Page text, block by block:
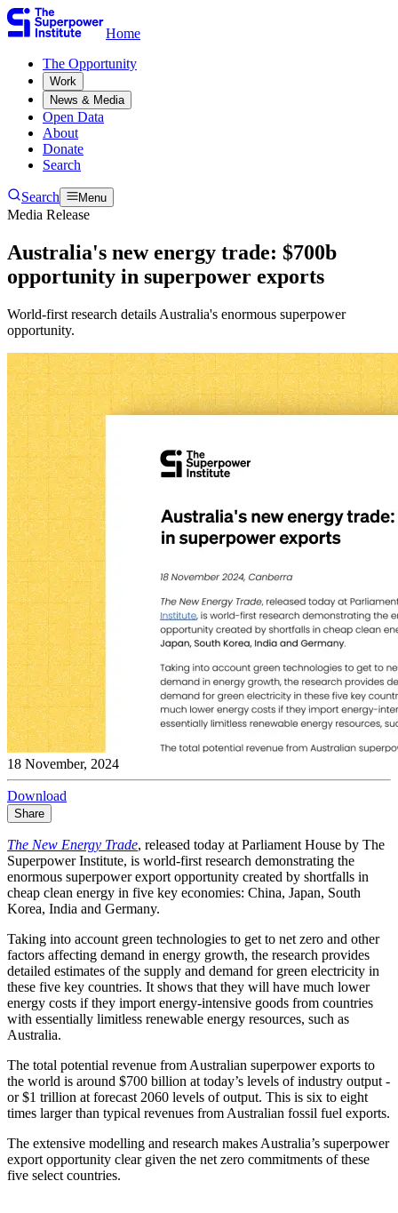
Home
The Opportunity​​​​‌ ‍ ​‍​‍‌‍ ‌ ​‍‌‍‍‌‌‍‌ ‌‍‍‌‌‍ ‍​‍​‍​ ‍‍​‍​‍‌ ​ ‌‍​‌‌‍ ‍‌‍‍‌‌ ‌​‌ ‍‌​‍ ‍‌‍‍‌‌‍ ​‍​‍​‍ ​​‍​‍‌‍‍​‌ ​‍‌‍‌‌‌‍‌‍​‍​‍​ ‍‍​‍​‍‌‍‍​‌ ‌​‌ ‌​‌ ​​​ ‍‍​‍ ​‍ ‌‍ ​‌‍ ‌‍​ ‌‍​‌‌‍ ​‌‍‍​‌‍ ‌ ​ ‌ ‌​​ ‍‍​ ​ ​ ​ ​ ​ ​ ​ ​‍ ‌‍‍‌‌‍ ‍‌ ‌​‌‍‌‌‌‍ ‍‌ ‌​​‍ ‌‍‌‌‌‍‌​‌‍‍‌‌ ‌​​‍ ‌‍ ‌‌‍ ‌‍‌​‌‍‌‌​ ‌‌ ​​‌ ​‍‌‍‌‌‌ ​ ‌‍‌‌‌‍ ‍‌ ‌​‌‍​‌‌ ‌​‌‍‍‌‌‍ ‌‍ ‍​ ‍ ‌‍‍‌‌‍‌​​ ‌​ ​‍​ ‌‍​ ‌‌​ ‌‍​ ​​‌‍‌‌​ ‍​​ ​​​‍ ‌​ ‌ ​ ‌​​ ‌‍​ ‌‌​‍ ‌​ ‌​​ ‍​​ ​ ​ ‍‌​‍ ‌​ ‍​​ ‌‍​ ​‍​ ‍‌​‍ ‌​ ‌‌​ ‌‌​ ‌ ​ ​‍‌‍‌‍​ ‍​​ ​‍​ ‍‌​ ‌‌​ ‍​​ ​​‌‍‌‌​ ‍ ‌ ‌​‌ ‍‌‌ ​​‌‍‌‌​ ‌‌ ​ ‌‍‌‌‌ ‌​‌ ‌​‌‍‍‌‌‍ ‍‌‍‌ ‌ ​ ​ ‍ ‌ ​​‌‍​‌‌ ‌​‌‍‍​​ ‌‌ ​ ‌‍‍‌‌ ‌​‌‍‌‌‌​ ‍‌‍​‌‌ ‌‍‌​‍‌‌ ‌​‌‍‌‌‌‍ ‌‌ ​ ​‍‌‌​ ‌‌‌​​‍‌‌ ‌‍‍ ‌‍‌‌‌ ‍‌​‍‌‌​ ​ ‌​‌​​‍‌‌​ ​ ‌​‌​​‍‌‌​ ​‍​ ​‍‌‍‌‌‌‍​‍‌‍‌‌‌‍​ ‌‍​‍‌‍​‌​ ​​​ ​​​ ​​​ ‌​​ ​​‌‍​ ​‍‌‌​ ​‍​ ​‍​‍‌‌​ ‌‌‌​‌​​‍ ‍‌‍ ​‌‍​‌‌‍​‍‌‍‌‌‌‍ ​​ ‌‍​‍‌‍​‌‌ ​ ‌‍‌‌‌‌‌‌‌ ​‍‌‍ ​​ ‌‌‍‍​‌ ‌​‌ ‌​‌ ​​​‍‌‌​ ​ ‌​​‌​‍‌‌​ ​‍‌​‌‍​‍‌‌​ ​‍‌​‌‍‌‍ ​‌‍ ‌‍​ ‌‍​‌‌‍ ​‌‍‍​‌‍ ‌ ​ ‌ ‌​​‍‌‌​ ​ ‌​​‌​ ​ ​ ​ ​ ​ ​ ​ ​‍‌‍‌‍‍‌‌‍‌​​ ‌​ ​‍​ ‌‍​ ‌‌​ ‌‍​ ​​‌‍‌‌​ ‍​​ ​​​‍ ‌​ ‌ ​ ‌​​ ‌‍​ ‌‌​‍ ‌​ ‌​​ ‍​​ ​ ​ ‍‌​‍ ‌​ ‍​​ ‌‍​ ​‍​ ‍‌​‍ ‌​ ‌‌​ ‌‌​ ‌ ​ ​‍‌‍‌‍​ ‍​​ ​‍​ ‍‌​ ‌‌​ ‍​​ ​​‌‍‌‌​‍‌‍‌ ‌​‌ ‍‌‌ ​​‌‍‌‌​ ‌‌ ​ ‌‍‌‌‌ ‌​‌ ‌​‌‍‍‌‌‍ ‍‌‍‌ ‌ ​ ​‍‌‍‌ ​​‌‍​‌‌ ‌​‌‍‍​​ ‌‌ ​ ‌‍‍‌‌ ‌​‌‍‌‌‌​ ‍‌‍​‌‌ ‌‍‌​‍‌‌ ‌​‌‍‌‌‌‍ ‌‌ ​ ​‍‌‌​ ‌‌‌​​‍‌‌ ‌‍‍ ‌‍‌‌‌ ‍‌​‍‌‌​ ​ ‌​‌​​‍‌‌​ ​ ‌​‌​​‍‌‌​ ​‍​ ​‍‌‍‌‌‌‍​‍‌‍‌‌‌‍​ ‌‍​‍‌‍​‌​ ​​​ ​​​ ​​​ ‌​​ ​​‌‍​ ​‍‌‌​ ​‍​ ​‍​‍‌‌​ ‌‌‌​‌​​‍ ‍‌‍ ​‌‍​‌‌‍​‍‌‍‌‌‌‍ ​​‍‌‍‌ ​​‌‍‌‌‌ ​‍‌ ​ ‌ ​​‌‍‌‌‌‍​ ‌ ‌​‌‍‍‌‌ ‌‍‌‍‌‌​ ‌‌ ​​‌ ‌‌‌‍​‍‌‍ ​‌‍‍‌‌ ​ ‌‍‍​‌‍‌‌‌‍‌​​‍​‍‌ ‌
Work​​​​‌ ‍ ​‍​‍‌‍ ‌ ​‍‌‍‍‌‌‍‌ ‌‍‍‌‌‍ ‍​‍​‍​ ‍‍​‍​‍‌ ​ ‌‍​‌‌‍ ‍‌‍‍‌‌ ‌​‌ ‍‌​‍ ‍‌‍‍‌‌‍ ​‍​‍​‍ ​​‍​‍‌‍‍​‌ ​‍‌‍‌‌‌‍‌‍​‍​‍​ ‍‍​‍​‍‌‍‍​‌ ‌​‌ ‌​‌ ​​​ ‍‍​‍ ​‍ ‌‍ ​‌‍ ‌‍​ ‌‍​‌‌‍ ​‌‍‍​‌‍ ‌ ​ ‌ ‌​​ ‍‍​ ​ ​ ​ ​ ​ ​ ​ ​‍ ‌‍‍‌‌‍ ‍‌ ‌​‌‍‌‌‌‍ ‍‌ ‌​​‍ ‌‍‌‌‌‍‌​‌‍‍‌‌ ‌​​‍ ‌‍ ‌‌‍ ‌‍‌​‌‍‌‌​ ‌‌ ​​‌ ​‍‌‍‌‌‌ ​ ‌‍‌‌‌‍ ‍‌ ‌​‌‍​‌‌ ‌​‌‍‍‌‌‍ ‌‍ ‍​ ‍ ‌‍‍‌‌‍‌​​ ‌​ ​‍​ ‌‍​ ‌‌​ ‌‍​ ​​‌‍‌‌​ ‍​​ ​​​‍ ‌​ ‌ ​ ‌​​ ‌‍​ ‌‌​‍ ‌​ ‌​​ ‍​​ ​ ​ ‍‌​‍ ‌​ ‍​​ ‌‍​ ​‍​ ‍‌​‍ ‌​ ‌‌​ ‌‌​ ‌ ​ ​‍‌‍‌‍​ ‍​​ ​‍​ ‍‌​ ‌‌​ ‍​​ ​​‌‍‌‌​ ‍ ‌ ‌​‌ ‍‌‌ ​​‌‍‌‌​ ‌‌ ​ ‌‍‌‌‌ ‌​‌ ‌​‌‍‍‌‌‍ ‍‌‍‌ ‌ ​ ​ ‍ ‌ ​​‌‍​‌‌ ‌​‌‍‍​​ ‌‌ ​ ‌‍‍‌‌ ‌​‌‍‌‌‌​ ‍‌‍​‌‌ ‌‍‌​‍‌‌ ‌​‌‍‌‌‌‍ ‌‌ ​ ​‍‌‌​ ‌‌‌​​‍‌‌ ‌‍‍ ‌‍‌‌‌ ‍‌​‍‌‌​ ​ ‌​‌​​‍‌‌​ ​ ‌​‌​​‍‌‌​ ​‍​ ​‍​ ‌‌​ ​​‌‍‌‍‌‍​‌‌‍‌​​ ‌‌​ ‌ ‌‍‌‍​ ‌ ‌‍​‌‌‍‌‌​ ​‍​ ‌ ​ ‌​‌‍‌‌​ ‍‌‌‍​ ​ ​​‌‍‌​​ ‍‌​ ​ ​ ‌‌​ ‌‌​ ​‍​ ‌ ​ ‌ ​ ‌‌‌‍‌​‌‍​‌​ ‍‌​ ​​​ ‌ ​‍‌‌​ ​‍​ ​‍​‍‌‌​ ‌‌‌​‌​​‍ ‍‌‍ ​‌‍​‌‌‍​‍‌‍‌‌‌‍ ​​ ‌‍​‍‌‍​‌‌ ​ ‌‍‌‌‌‌‌‌‌ ​‍‌‍ ​​ ‌‌‍‍​‌ ‌​‌ ‌​‌ ​​​‍‌‌​ ​ ‌​​‌​‍‌‌​ ​‍‌​‌‍​‍‌‌​ ​‍‌​‌‍‌‍ ​‌‍ ‌‍​ ‌‍​‌‌‍ ​‌‍‍​‌‍ ‌ ​ ‌ ‌​​‍‌‌​ ​ ‌​​‌​ ​ ​ ​ ​ ​ ​ ​ ​‍‌‍‌‍‍‌‌‍‌​​ ‌​ ​‍​ ‌‍​ ‌‌​ ‌‍​ ​​‌‍‌‌​ ‍​​ ​​​‍ ‌​ ‌ ​ ‌​​ ‌‍​ ‌‌​‍ ‌​ ‌​​ ‍​​ ​ ​ ‍‌​‍ ‌​ ‍​​ ‌‍​ ​‍​ ‍‌​‍ ‌​ ‌‌​ ‌‌​ ‌ ​ ​‍‌‍‌‍​ ‍​​ ​‍​ ‍‌​ ‌‌​ ‍​​ ​​‌‍‌‌​‍‌‍‌ ‌​‌ ‍‌‌ ​​‌‍‌‌​ ‌‌ ​ ‌‍‌‌‌ ‌​‌ ‌​‌‍‍‌‌‍ ‍‌‍‌ ‌ ​ ​‍‌‍‌ ​​‌‍​‌‌ ‌​‌‍‍​​ ‌‌ ​ ‌‍‍‌‌ ‌​‌‍‌‌‌​ ‍‌‍​‌‌ ‌‍‌​‍‌‌ ‌​‌‍‌‌‌‍ ‌‌ ​ ​‍‌‌​ ‌‌‌​​‍‌‌ ‌‍‍ ‌‍‌‌‌ ‍‌​‍‌‌​ ​ ‌​‌​​‍‌‌​ ​ ‌​‌​​‍‌‌​ ​‍​ ​‍​ ‌‌​ ​​‌‍‌‍‌‍​‌‌‍‌​​ ‌‌​ ‌ ‌‍‌‍​ ‌ ‌‍​‌‌‍‌‌​ ​‍​ ‌ ​ ‌​‌‍‌‌​ ‍‌‌‍​ ​ ​​‌‍‌​​ ‍‌​ ​ ​ ‌‌​ ‌‌​ ​‍​ ‌ ​ ‌ ​ ‌‌‌‍‌​‌‍​‌​ ‍‌​ ​​​ ‌ ​‍‌‌​ ​‍​ ​‍​‍‌‌​ ‌‌‌​‌​​‍ ‍‌‍ ​‌‍​‌‌‍​‍‌‍‌‌‌‍ ​​‍‌‍‌ ​​‌‍‌‌‌ ​‍‌ ​ ‌ ​​‌‍‌‌‌‍​ ‌ ‌​‌‍‍‌‌ ‌‍‌‍‌‌​ ‌‌ ​​‌ ‌‌‌‍​‍‌‍ ​‌‍‍‌‌ ​ ‌‍‍​‌‍‌‌‌‍‌​​‍​‍‌ ‌
News & Media​​​​‌ ‍ ​‍​‍‌‍ ‌ ​‍‌‍‍‌‌‍‌ ‌‍‍‌‌‍ ‍​‍​‍​ ‍‍​‍​‍‌ ​ ‌‍​‌‌‍ ‍‌‍‍‌‌ ‌​‌ ‍‌​‍ ‍‌‍‍‌‌‍ ​‍​‍​‍ ​​‍​‍‌‍‍​‌ ​‍‌‍‌‌‌‍‌‍​‍​‍​ ‍‍​‍​‍‌‍‍​‌ ‌​‌ ‌​‌ ​​​ ‍‍​‍ ​‍ ‌‍ ​‌‍ ‌‍​ ‌‍​‌‌‍ ​‌‍‍​‌‍ ‌ ​ ‌ ‌​​ ‍‍​ ​ ​ ​ ​ ​ ​ ​ ​‍ ‌‍‍‌‌‍ ‍‌ ‌​‌‍‌‌‌‍ ‍‌ ‌​​‍ ‌‍‌‌‌‍‌​‌‍‍‌‌ ‌​​‍ ‌‍ ‌‌‍ ‌‍‌​‌‍‌‌​ ‌‌ ​​‌ ​‍‌‍‌‌‌ ​ ‌‍‌‌‌‍ ‍‌ ‌​‌‍​‌‌ ‌​‌‍‍‌‌‍ ‌‍ ‍​ ‍ ‌‍‍‌‌‍‌​​ ‌​ ​‍​ ‌‍​ ‌‌​ ‌‍​ ​​‌‍‌‌​ ‍​​ ​​​‍ ‌​ ‌ ​ ‌​​ ‌‍​ ‌‌​‍ ‌​ ‌​​ ‍​​ ​ ​ ‍‌​‍ ‌​ ‍​​ ‌‍​ ​‍​ ‍‌​‍ ‌​ ‌‌​ ‌‌​ ‌ ​ ​‍‌‍‌‍​ ‍​​ ​‍​ ‍‌​ ‌‌​ ‍​​ ​​‌‍‌‌​ ‍ ‌ ‌​‌ ‍‌‌ ​​‌‍‌‌​ ‌‌ ​ ‌‍‌‌‌ ‌​‌ ‌​‌‍‍‌‌‍ ‍‌‍‌ ‌ ​ ​ ‍ ‌ ​​‌‍​‌‌ ‌​‌‍‍​​ ‌‌ ​ ‌‍‍‌‌ ‌​‌‍‌‌‌​ ‍‌‍​‌‌ ‌‍‌​‍‌‌ ‌​‌‍‌‌‌‍ ‌‌ ​ ​‍‌‌​ ‌‌‌​​‍‌‌ ‌‍‍ ‌‍‌‌‌ ‍‌​‍‌‌​ ​ ‌​‌​​‍‌‌​ ​ ‌​‌​​‍‌‌​ ​‍​ ​‍​ ​​​ ​ ​ ‌‌​ ‍‌​ ‌‍‌‍‌‌‌‍‌​‌‍‌‌​ ‍​​ ​​​ ‌ ​ ‌‌​‍‌‌​ ​‍​ ​‍​‍‌‌​ ‌‌‌​‌​​‍ ‍‌‍ ​‌‍​‌‌‍​‍‌‍‌‌‌‍ ​​ ‌‍​‍‌‍​‌‌ ​ ‌‍‌‌‌‌‌‌‌ ​‍‌‍ ​​ ‌‌‍‍​‌ ‌​‌ ‌​‌ ​​​‍‌‌​ ​ ‌​​‌​‍‌‌​ ​‍‌​‌‍​‍‌‌​ ​‍‌​‌‍‌‍ ​‌‍ ‌‍​ ‌‍​‌‌‍ ​‌‍‍​‌‍ ‌ ​ ‌ ‌​​‍‌‌​ ​ ‌​​‌​ ​ ​ ​ ​ ​ ​ ​ ​‍‌‍‌‍‍‌‌‍‌​​ ‌​ ​‍​ ‌‍​ ‌‌​ ‌‍​ ​​‌‍‌‌​ ‍​​ ​​​‍ ‌​ ‌ ​ ‌​​ ‌‍​ ‌‌​‍ ‌​ ‌​​ ‍​​ ​ ​ ‍‌​‍ ‌​ ‍​​ ‌‍​ ​‍​ ‍‌​‍ ‌​ ‌‌​ ‌‌​ ‌ ​ ​‍‌‍‌‍​ ‍​​ ​‍​ ‍‌​ ‌‌​ ‍​​ ​​‌‍‌‌​‍‌‍‌ ‌​‌ ‍‌‌ ​​‌‍‌‌​ ‌‌ ​ ‌‍‌‌‌ ‌​‌ ‌​‌‍‍‌‌‍ ‍‌‍‌ ‌ ​ ​‍‌‍‌ ​​‌‍​‌‌ ‌​‌‍‍​​ ‌‌ ​ ‌‍‍‌‌ ‌​‌‍‌‌‌​ ‍‌‍​‌‌ ‌‍‌​‍‌‌ ‌​‌‍‌‌‌‍ ‌‌ ​ ​‍‌‌​ ‌‌‌​​‍‌‌ ‌‍‍ ‌‍‌‌‌ ‍‌​‍‌‌​ ​ ‌​‌​​‍‌‌​ ​ ‌​‌​​‍‌‌​ ​‍​ ​‍​ ​​​ ​ ​ ‌‌​ ‍‌​ ‌‍‌‍‌‌‌‍‌​‌‍‌‌​ ‍​​ ​​​ ‌ ​ ‌‌​‍‌‌​ ​‍​ ​‍​‍‌‌​ ‌‌‌​‌​​‍ ‍‌‍ ​‌‍​‌‌‍​‍‌‍‌‌‌‍ ​​‍‌‍‌ ​​‌‍‌‌‌ ​‍‌ ​ ‌ ​​‌‍‌‌‌‍​ ‌ ‌​‌‍‍‌‌ ‌‍‌‍‌‌​ ‌‌ ​​‌ ‌‌‌‍​‍‌‍ ​‌‍‍‌‌ ​ ‌‍‍​‌‍‌‌‌‍‌​​‍​‍‌ ‌
Open Data​​​​‌ ‍ ​‍​‍‌‍ ‌ ​‍‌‍‍‌‌‍‌ ‌‍‍‌‌‍ ‍​‍​‍​ ‍‍​‍​‍‌ ​ ‌‍​‌‌‍ ‍‌‍‍‌‌ ‌​‌ ‍‌​‍ ‍‌‍‍‌‌‍ ​‍​‍​‍ ​​‍​‍‌‍‍​‌ ​‍‌‍‌‌‌‍‌‍​‍​‍​ ‍‍​‍​‍‌‍‍​‌ ‌​‌ ‌​‌ ​​​ ‍‍​‍ ​‍ ‌‍ ​‌‍ ‌‍​ ‌‍​‌‌‍ ​‌‍‍​‌‍ ‌ ​ ‌ ‌​​ ‍‍​ ​ ​ ​ ​ ​ ​ ​ ​‍ ‌‍‍‌‌‍ ‍‌ ‌​‌‍‌‌‌‍ ‍‌ ‌​​‍ ‌‍‌‌‌‍‌​‌‍‍‌‌ ‌​​‍ ‌‍ ‌‌‍ ‌‍‌​‌‍‌‌​ ‌‌ ​​‌ ​‍‌‍‌‌‌ ​ ‌‍‌‌‌‍ ‍‌ ‌​‌‍​‌‌ ‌​‌‍‍‌‌‍ ‌‍ ‍​ ‍ ‌‍‍‌‌‍‌​​ ‌​ ​‍​ ‌‍​ ‌‌​ ‌‍​ ​​‌‍‌‌​ ‍​​ ​​​‍ ‌​ ‌ ​ ‌​​ ‌‍​ ‌‌​‍ ‌​ ‌​​ ‍​​ ​ ​ ‍‌​‍ ‌​ ‍​​ ‌‍​ ​‍​ ‍‌​‍ ‌​ ‌‌​ ‌‌​ ‌ ​ ​‍‌‍‌‍​ ‍​​ ​‍​ ‍‌​ ‌‌​ ‍​​ ​​‌‍‌‌​ ‍ ‌ ‌​‌ ‍‌‌ ​​‌‍‌‌​ ‌‌ ​ ‌‍‌‌‌ ‌​‌ ‌​‌‍‍‌‌‍ ‍‌‍‌ ‌ ​ ​ ‍ ‌ ​​‌‍​‌‌ ‌​‌‍‍​​ ‌‌ ​ ‌‍‍‌‌ ‌​‌‍‌‌‌​ ‍‌‍​‌‌ ‌‍‌​‍‌‌ ‌​‌‍‌‌‌‍ ‌‌ ​ ​‍‌‌​ ‌‌‌​​‍‌‌ ‌‍‍ ‌‍‌‌‌ ‍‌​‍‌‌​ ​ ‌​‌​​‍‌‌​ ​ ‌​‌​​‍‌‌​ ​‍​ ​‍​ ‍​‌‍‌‍‌‍‌​​ ​ ​ ‍​‌‍​‍‌‍‌‌‌‍​ ​ ​‍‌‍​‍​ ‍‌​ ​ ​‍‌‌​ ​‍​ ​‍​‍‌‌​ ‌‌‌​‌​​‍ ‍‌‍ ​‌‍​‌‌‍​‍‌‍‌‌‌‍ ​​ ‌‍​‍‌‍​‌‌ ​ ‌‍‌‌‌‌‌‌‌ ​‍‌‍ ​​ ‌‌‍‍​‌ ‌​‌ ‌​‌ ​​​‍‌‌​ ​ ‌​​‌​‍‌‌​ ​‍‌​‌‍​‍‌‌​ ​‍‌​‌‍‌‍ ​‌‍ ‌‍​ ‌‍​‌‌‍ ​‌‍‍​‌‍ ‌ ​ ‌ ‌​​‍‌‌​ ​ ‌​​‌​ ​ ​ ​ ​ ​ ​ ​ ​‍‌‍‌‍‍‌‌‍‌​​ ‌​ ​‍​ ‌‍​ ‌‌​ ‌‍​ ​​‌‍‌‌​ ‍​​ ​​​‍ ‌​ ‌ ​ ‌​​ ‌‍​ ‌‌​‍ ‌​ ‌​​ ‍​​ ​ ​ ‍‌​‍ ‌​ ‍​​ ‌‍​ ​‍​ ‍‌​‍ ‌​ ‌‌​ ‌‌​ ‌ ​ ​‍‌‍‌‍​ ‍​​ ​‍​ ‍‌​ ‌‌​ ‍​​ ​​‌‍‌‌​‍‌‍‌ ‌​‌ ‍‌‌ ​​‌‍‌‌​ ‌‌ ​ ‌‍‌‌‌ ‌​‌ ‌​‌‍‍‌‌‍ ‍‌‍‌ ‌ ​ ​‍‌‍‌ ​​‌‍​‌‌ ‌​‌‍‍​​ ‌‌ ​ ‌‍‍‌‌ ‌​‌‍‌‌‌​ ‍‌‍​‌‌ ‌‍‌​‍‌‌ ‌​‌‍‌‌‌‍ ‌‌ ​ ​‍‌‌​ ‌‌‌​​‍‌‌ ‌‍‍ ‌‍‌‌‌ ‍‌​‍‌‌​ ​ ‌​‌​​‍‌‌​ ​ ‌​‌​​‍‌‌​ ​‍​ ​‍​ ‍​‌‍‌‍‌‍‌​​ ​ ​ ‍​‌‍​‍‌‍‌‌‌‍​ ​ ​‍‌‍​‍​ ‍‌​ ​ ​‍‌‌​ ​‍​ ​‍​‍‌‌​ ‌‌‌​‌​​‍ ‍‌‍ ​‌‍​‌‌‍​‍‌‍‌‌‌‍ ​​‍‌‍‌ ​​‌‍‌‌‌ ​‍‌ ​ ‌ ​​‌‍‌‌‌‍​ ‌ ‌​‌‍‍‌‌ ‌‍‌‍‌‌​ ‌‌ ​​‌ ‌‌‌‍​‍‌‍ ​‌‍‍‌‌ ​ ‌‍‍​‌‍‌‌‌‍‌​​‍​‍‌ ‌
About​​​​‌ ‍ ​‍​‍‌‍ ‌ ​‍‌‍‍‌‌‍‌ ‌‍‍‌‌‍ ‍​‍​‍​ ‍‍​‍​‍‌ ​ ‌‍​‌‌‍ ‍‌‍‍‌‌ ‌​‌ ‍‌​‍ ‍‌‍‍‌‌‍ ​‍​‍​‍ ​​‍​‍‌‍‍​‌ ​‍‌‍‌‌‌‍‌‍​‍​‍​ ‍‍​‍​‍‌‍‍​‌ ‌​‌ ‌​‌ ​​​ ‍‍​‍ ​‍ ‌‍ ​‌‍ ‌‍​ ‌‍​‌‌‍ ​‌‍‍​‌‍ ‌ ​ ‌ ‌​​ ‍‍​ ​ ​ ​ ​ ​ ​ ​ ​‍ ‌‍‍‌‌‍ ‍‌ ‌​‌‍‌‌‌‍ ‍‌ ‌​​‍ ‌‍‌‌‌‍‌​‌‍‍‌‌ ‌​​‍ ‌‍ ‌‌‍ ‌‍‌​‌‍‌‌​ ‌‌ ​​‌ ​‍‌‍‌‌‌ ​ ‌‍‌‌‌‍ ‍‌ ‌​‌‍​‌‌ ‌​‌‍‍‌‌‍ ‌‍ ‍​ ‍ ‌‍‍‌‌‍‌​​ ‌​ ​‍​ ‌‍​ ‌‌​ ‌‍​ ​​‌‍‌‌​ ‍​​ ​​​‍ ‌​ ‌ ​ ‌​​ ‌‍​ ‌‌​‍ ‌​ ‌​​ ‍​​ ​ ​ ‍‌​‍ ‌​ ‍​​ ‌‍​ ​‍​ ‍‌​‍ ‌​ ‌‌​ ‌‌​ ‌ ​ ​‍‌‍‌‍​ ‍​​ ​‍​ ‍‌​ ‌‌​ ‍​​ ​​‌‍‌‌​ ‍ ‌ ‌​‌ ‍‌‌ ​​‌‍‌‌​ ‌‌ ​ ‌‍‌‌‌ ‌​‌ ‌​‌‍‍‌‌‍ ‍‌‍‌ ‌ ​ ​ ‍ ‌ ​​‌‍​‌‌ ‌​‌‍‍​​ ‌‌ ​ ‌‍‍‌‌ ‌​‌‍‌‌‌​ ‍‌‍​‌‌ ‌‍‌​‍‌‌ ‌​‌‍‌‌‌‍ ‌‌ ​ ​‍‌‌​ ‌‌‌​​‍‌‌ ‌‍‍ ‌‍‌‌‌ ‍‌​‍‌‌​ ​ ‌​‌​​‍‌‌​ ​ ‌​‌​​‍‌‌​ ​‍​ ​‍​ ‌‍​ ​ ‌‍‌‌‌‍​‌‌‍​‍‌‍‌​‌‍‌‌​ ​​​ ‌‍​ ‌ ​ ‌ ​ ‌‌​‍‌‌​ ​‍​ ​‍​‍‌‌​ ‌‌‌​‌​​‍ ‍‌‍ ​‌‍​‌‌‍​‍‌‍‌‌‌‍ ​​ ‌‍​‍‌‍​‌‌ ​ ‌‍‌‌‌‌‌‌‌ ​‍‌‍ ​​ ‌‌‍‍​‌ ‌​‌ ‌​‌ ​​​‍‌‌​ ​ ‌​​‌​‍‌‌​ ​‍‌​‌‍​‍‌‌​ ​‍‌​‌‍‌‍ ​‌‍ ‌‍​ ‌‍​‌‌‍ ​‌‍‍​‌‍ ‌ ​ ‌ ‌​​‍‌‌​ ​ ‌​​‌​ ​ ​ ​ ​ ​ ​ ​ ​‍‌‍‌‍‍‌‌‍‌​​ ‌​ ​‍​ ‌‍​ ‌‌​ ‌‍​ ​​‌‍‌‌​ ‍​​ ​​​‍ ‌​ ‌ ​ ‌​​ ‌‍​ ‌‌​‍ ‌​ ‌​​ ‍​​ ​ ​ ‍‌​‍ ‌​ ‍​​ ‌‍​ ​‍​ ‍‌​‍ ‌​ ‌‌​ ‌‌​ ‌ ​ ​‍‌‍‌‍​ ‍​​ ​‍​ ‍‌​ ‌‌​ ‍​​ ​​‌‍‌‌​‍‌‍‌ ‌​‌ ‍‌‌ ​​‌‍‌‌​ ‌‌ ​ ‌‍‌‌‌ ‌​‌ ‌​‌‍‍‌‌‍ ‍‌‍‌ ‌ ​ ​‍‌‍‌ ​​‌‍​‌‌ ‌​‌‍‍​​ ‌‌ ​ ‌‍‍‌‌ ‌​‌‍‌‌‌​ ‍‌‍​‌‌ ‌‍‌​‍‌‌ ‌​‌‍‌‌‌‍ ‌‌ ​ ​‍‌‌​ ‌‌‌​​‍‌‌ ‌‍‍ ‌‍‌‌‌ ‍‌​‍‌‌​ ​ ‌​‌​​‍‌‌​ ​ ‌​‌​​‍‌‌​ ​‍​ ​‍​ ‌‍​ ​ ‌‍‌‌‌‍​‌‌‍​‍‌‍‌​‌‍‌‌​ ​​​ ‌‍​ ‌ ​ ‌ ​ ‌‌​‍‌‌​ ​‍​ ​‍​‍‌‌​ ‌‌‌​‌​​‍ ‍‌‍ ​‌‍​‌‌‍​‍‌‍‌‌‌‍ ​​‍‌‍‌ ​​‌‍‌‌‌ ​‍‌ ​ ‌ ​​‌‍‌‌‌‍​ ‌ ‌​‌‍‍‌‌ ‌‍‌‍‌‌​ ‌‌ ​​‌ ‌‌‌‍​‍‌‍ ​‌‍‍‌‌ ​ ‌‍‍​‌‍‌‌‌‍‌​​‍​‍‌ ‌
Donate​​​​‌ ‍ ​‍​‍‌‍ ‌ ​‍‌‍‍‌‌‍‌ ‌‍‍‌‌‍ ‍​‍​‍​ ‍‍​‍​‍‌ ​ ‌‍​‌‌‍ ‍‌‍‍‌‌ ‌​‌ ‍‌​‍ ‍‌‍‍‌‌‍ ​‍​‍​‍ ​​‍​‍‌‍‍​‌ ​‍‌‍‌‌‌‍‌‍​‍​‍​ ‍‍​‍​‍‌‍‍​‌ ‌​‌ ‌​‌ ​​​ ‍‍​‍ ​‍ ‌‍ ​‌‍ ‌‍​ ‌‍​‌‌‍ ​‌‍‍​‌‍ ‌ ​ ‌ ‌​​ ‍‍​ ​ ​ ​ ​ ​ ​ ​ ​‍ ‌‍‍‌‌‍ ‍‌ ‌​‌‍‌‌‌‍ ‍‌ ‌​​‍ ‌‍‌‌‌‍‌​‌‍‍‌‌ ‌​​‍ ‌‍ ‌‌‍ ‌‍‌​‌‍‌‌​ ‌‌ ​​‌ ​‍‌‍‌‌‌ ​ ‌‍‌‌‌‍ ‍‌ ‌​‌‍​‌‌ ‌​‌‍‍‌‌‍ ‌‍ ‍​ ‍ ‌‍‍‌‌‍‌​​ ‌​ ​‍​ ‌‍​ ‌‌​ ‌‍​ ​​‌‍‌‌​ ‍​​ ​​​‍ ‌​ ‌ ​ ‌​​ ‌‍​ ‌‌​‍ ‌​ ‌​​ ‍​​ ​ ​ ‍‌​‍ ‌​ ‍​​ ‌‍​ ​‍​ ‍‌​‍ ‌​ ‌‌​ ‌‌​ ‌ ​ ​‍‌‍‌‍​ ‍​​ ​‍​ ‍‌​ ‌‌​ ‍​​ ​​‌‍‌‌​ ‍ ‌ ‌​‌ ‍‌‌ ​​‌‍‌‌​ ‌‌ ​ ‌‍‌‌‌ ‌​‌ ‌​‌‍‍‌‌‍ ‍‌‍‌ ‌ ​ ​ ‍ ‌ ​​‌‍​‌‌ ‌​‌‍‍​​ ‌‌ ​ ‌‍‍‌‌ ‌​‌‍‌‌‌​ ‍‌‍​‌‌ ‌‍‌​‍‌‌ ‌​‌‍‌‌‌‍ ‌‌ ​ ​‍‌‌​ ‌‌‌​​‍‌‌ ‌‍‍ ‌‍‌‌‌ ‍‌​‍‌‌​ ​ ‌​‌​​‍‌‌​ ​ ‌​‌​​‍‌‌​ ​‍​ ​‍​ ‌​​ ‍‌​ ‌‍​ ​ ​ ‍​‌‍​ ​ ‌‌​ ​‍‌‍‌‌​ ​‍​ ‌‌‌‍‌‌​‍‌‌​ ​‍​ ​‍​‍‌‌​ ‌‌‌​‌​​‍ ‍‌‍ ​‌‍​‌‌‍​‍‌‍‌‌‌‍ ​​ ‌‍​‍‌‍​‌‌ ​ ‌‍‌‌‌‌‌‌‌ ​‍‌‍ ​​ ‌‌‍‍​‌ ‌​‌ ‌​‌ ​​​‍‌‌​ ​ ‌​​‌​‍‌‌​ ​‍‌​‌‍​‍‌‌​ ​‍‌​‌‍‌‍ ​‌‍ ‌‍​ ‌‍​‌‌‍ ​‌‍‍​‌‍ ‌ ​ ‌ ‌​​‍‌‌​ ​ ‌​​‌​ ​ ​ ​ ​ ​ ​ ​ ​‍‌‍‌‍‍‌‌‍‌​​ ‌​ ​‍​ ‌‍​ ‌‌​ ‌‍​ ​​‌‍‌‌​ ‍​​ ​​​‍ ‌​ ‌ ​ ‌​​ ‌‍​ ‌‌​‍ ‌​ ‌​​ ‍​​ ​ ​ ‍‌​‍ ‌​ ‍​​ ‌‍​ ​‍​ ‍‌​‍ ‌​ ‌‌​ ‌‌​ ‌ ​ ​‍‌‍‌‍​ ‍​​ ​‍​ ‍‌​ ‌‌​ ‍​​ ​​‌‍‌‌​‍‌‍‌ ‌​‌ ‍‌‌ ​​‌‍‌‌​ ‌‌ ​ ‌‍‌‌‌ ‌​‌ ‌​‌‍‍‌‌‍ ‍‌‍‌ ‌ ​ ​‍‌‍‌ ​​‌‍​‌‌ ‌​‌‍‍​​ ‌‌ ​ ‌‍‍‌‌ ‌​‌‍‌‌‌​ ‍‌‍​‌‌ ‌‍‌​‍‌‌ ‌​‌‍‌‌‌‍ ‌‌ ​ ​‍‌‌​ ‌‌‌​​‍‌‌ ‌‍‍ ‌‍‌‌‌ ‍‌​‍‌‌​ ​ ‌​‌​​‍‌‌​ ​ ‌​‌​​‍‌‌​ ​‍​ ​‍​ ‌​​ ‍‌​ ‌‍​ ​ ​ ‍​‌‍​ ​ ‌‌​ ​‍‌‍‌‌​ ​‍​ ‌‌‌‍‌‌​‍‌‌​ ​‍​ ​‍​‍‌‌​ ‌‌‌​‌​​‍ ‍‌‍ ​‌‍​‌‌‍​‍‌‍‌‌‌‍ ​​‍‌‍‌ ​​‌‍‌‌‌ ​‍‌ ​ ‌ ​​‌‍‌‌‌‍​ ‌ ‌​‌‍‍‌‌ ‌‍‌‍‌‌​ ‌‌ ​​‌ ‌‌‌‍​‍‌‍ ​‌‍‍‌‌ ​ ‌‍‍​‌‍‌‌‌‍‌​​‍​‍‌ ‌
Search
Search Menu
Media Release
Australia's new energy trade: $700b
opportunity in superpower exports​​​​‌ ‍ ​‍​‍‌‍ ‌ ​‍‌‍‍‌‌‍‌ ‌‍‍‌‌‍ ‍​‍​‍​ ‍‍​‍​‍‌ ​ ‌‍​‌‌‍ ‍‌‍‍‌‌ ‌​‌ ‍‌​‍ ‍‌‍‍‌‌‍ ​‍​‍​‍ ​​‍​‍‌‍‍​‌ ​‍‌‍‌‌‌‍‌‍​‍​‍​ ‍‍​‍​‍‌‍‍​‌ ‌​‌ ‌​‌ ​​​ ‍‍​‍ ​‍ ‌‍ ​‌‍ ‌‍​ ‌‍​‌‌‍ ​‌‍‍​‌‍ ‌ ​ ‌ ‌​​ ‍‍​ ​ ​ ​ ​ ​ ​ ​ ​‍ ‌‍‍‌‌‍ ‍‌ ‌​‌‍‌‌‌‍ ‍‌ ‌​​‍ ‌‍‌‌‌‍‌​‌‍‍‌‌ ‌​​‍ ‌‍ ‌‌‍ ‌‍‌​‌‍‌‌​ ‌‌ ​​‌ ​‍‌‍‌‌‌ ​ ‌‍‌‌‌‍ ‍‌ ‌​‌‍​‌‌ ‌​‌‍‍‌‌‍ ‌‍ ‍​ ‍ ‌‍‍‌‌‍‌​​ ‌‌‍​‌‌‍​‍​ ‍​​ ‌‍‌‍‌‌​ ‌‌​ ‍​‌‍‌‌​‍ ‌​ ‌​‌‍​ ​ ‌‌​ ‍‌​‍ ‌​ ‌​​ ​‍​ ​‍‌‍‌​​‍ ‌‌‍​‍​ ‍​​ ‌ ‌‍‌‍​‍ ‌‌‍‌​​ ​‍‌‍‌​‌‍‌​‌‍​ ​ ‌​​ ‌ ​ ​‍‌‍‌‌​ ​ ‌‍​‍​ ‍​​ ‍ ‌ ‌​‌ ‍‌‌ ​​‌‍‌‌​ ‌‌‍ ‍‌‍‌‌‌ ‌ ‌ ​ ​ ‍ ‌ ​​‌‍​‌‌ ‌​‌‍‍​​ ‌‌ ‌​‌‍‍‌‌ ‌​‌‍ ​‌‍‌‌​ ‌‍​‍‌‍​‌‌ ​ ‌‍‌‌‌‌‌‌‌ ​‍‌‍ ​​ ‌‌‍‍​‌ ‌​‌ ‌​‌ ​​​‍‌‌​ ​ ‌​​‌​‍‌‌​ ​‍‌​‌‍​‍‌‌​ ​‍‌​‌‍‌‍ ​‌‍ ‌‍​ ‌‍​‌‌‍ ​‌‍‍​‌‍ ‌ ​ ‌ ‌​​‍‌‌​ ​ ‌​​‌​ ​ ​ ​ ​ ​ ​ ​ ​‍‌‍‌‍‍‌‌‍‌​​ ‌‌‍​‌‌‍​‍​ ‍​​ ‌‍‌‍‌‌​ ‌‌​ ‍​‌‍‌‌​‍ ‌​ ‌​‌‍​ ​ ‌‌​ ‍‌​‍ ‌​ ‌​​ ​‍​ ​‍‌‍‌​​‍ ‌‌‍​‍​ ‍​​ ‌ ‌‍‌‍​‍ ‌‌‍‌​​ ​‍‌‍‌​‌‍‌​‌‍​ ​ ‌​​ ‌ ​ ​‍‌‍‌‌​ ​ ‌‍​‍​ ‍​​‍‌‍‌ ‌​‌ ‍‌‌ ​​‌‍‌‌​ ‌‌‍ ‍‌‍‌‌‌ ‌ ‌ ​ ​‍‌‍‌ ​​‌‍​‌‌ ‌​‌‍‍​​ ‌‌ ‌​‌‍‍‌‌ ‌​‌‍ ​‌‍‌‌​‍‌‍‌ ​​‌‍‌‌‌ ​‍‌ ​ ‌ ​​‌‍‌‌‌‍​ ‌ ‌​‌‍‍‌‌ ‌‍‌‍‌‌​ ‌‌ ​​‌ ‌‌‌‍​‍‌‍ ​‌‍‍‌‌ ​ ‌‍‍​‌‍‌‌‌‍‌​​‍​‍‌ ‌
World-first research details Australia's enormous superpower
opportunity.​​​​‌ ‍ ​‍​‍‌‍ ‌ ​‍‌‍‍‌‌‍‌ ‌‍‍‌‌‍ ‍​‍​‍​ ‍‍​‍​‍‌ ​ ‌‍​‌‌‍ ‍‌‍‍‌‌ ‌​‌ ‍‌​‍ ‍‌‍‍‌‌‍ ​‍​‍​‍ ​​‍​‍‌‍‍​‌ ​‍‌‍‌‌‌‍‌‍​‍​‍​ ‍‍​‍​‍‌‍‍​‌ ‌​‌ ‌​‌ ​​​ ‍‍​‍ ​‍ ‌‍ ​‌‍ ‌‍​ ‌‍​‌‌‍ ​‌‍‍​‌‍ ‌ ​ ‌ ‌​​ ‍‍​ ​ ​ ​ ​ ​ ​ ​ ​‍ ‌‍‍‌‌‍ ‍‌ ‌​‌‍‌‌‌‍ ‍‌ ‌​​‍ ‌‍‌‌‌‍‌​‌‍‍‌‌ ‌​​‍ ‌‍ ‌‌‍ ‌‍‌​‌‍‌‌​ ‌‌ ​​‌ ​‍‌‍‌‌‌ ​ ‌‍‌‌‌‍ ‍‌ ‌​‌‍​‌‌ ‌​‌‍‍‌‌‍ ‌‍ ‍​ ‍ ‌‍‍‌‌‍‌​​ ‌‌‍​‌‌‍​‍​ ‍​​ ‌‍‌‍‌‌​ ‌‌​ ‍​‌‍‌‌​‍ ‌​ ‌​‌‍​ ​ ‌‌​ ‍‌​‍ ‌​ ‌​​ ​‍​ ​‍‌‍‌​​‍ ‌‌‍​‍​ ‍​​ ‌ ‌‍‌‍​‍ ‌‌‍‌​​ ​‍‌‍‌​‌‍‌​‌‍​ ​ ‌​​ ‌ ​ ​‍‌‍‌‌​ ​ ‌‍​‍​ ‍​​ ‍ ‌ ‌​‌ ‍‌‌ ​​‌‍‌‌​ ‌‌‍ ‍‌‍‌‌‌ ‌ ‌ ​ ​ ‍ ‌ ​​‌‍​‌‌ ‌​‌‍‍​​ ‌‌‍‌​‌‍‌‌‌ ​ ‌‍​ ‌ ​‍‌‍‍‌‌ ​​‌ ‌​‌‍‍‌‌‍ ‌‍ ‍​‍‌‌​ ‌‌‌​​‍‌‌ ‌‍‍ ‌‍‌‌‌ ‍‌​‍‌‌​ ​ ‌​‌​​‍‌‌​ ​ ‌​‌​​‍‌‌​ ​‍​ ​‍​ ‌‍‌‍​‌‌‍‌‌​ ‍‌​ ‌‍‌‍‌​​ ‌‌​ ​‌​ ​​​ ‌‍​ ‌​‌‍‌​​‍‌‌​ ​‍​ ​‍​‍‌‌​ ‌‌‌​‌​​‍ ‍‌‍​ ‌‍‍​‌‍‍‌‌‍ ​‌‍‌​‌ ​‍‌‍‌‌‌‍ ‍​‍‌‌​ ‌‌‌​​‍‌‌ ‌‍‍ ‌‍‌‌‌ ‍‌​‍‌‌​ ​ ‌​‌​​‍‌‌​ ​ ‌​‌​​‍‌‌​ ​‍​ ​‍​ ‌​‌‍‌‌​ ‌‌​ ​​​ ‌‌‌‍​‍​ ‌‍‌‍​ ​ ‌‌‌‍​‍‌‍‌​​ ‌ ​ ​​​‍‌‌​ ​‍​ ​‍​‍‌‌​ ‌‌‌​‌​​‍ ‍‌ ‌​‌‍‌‌‌ ‍​‌ ‌​​ ‌‍​‍‌‍​‌‌ ​ ‌‍‌‌‌‌‌‌‌ ​‍‌‍ ​​ ‌‌‍‍​‌ ‌​‌ ‌​‌ ​​​‍‌‌​ ​ ‌​​‌​‍‌‌​ ​‍‌​‌‍​‍‌‌​ ​‍‌​‌‍‌‍ ​‌‍ ‌‍​ ‌‍​‌‌‍ ​‌‍‍​‌‍ ‌ ​ ‌ ‌​​‍‌‌​ ​ ‌​​‌​ ​ ​ ​ ​ ​ ​ ​ ​‍‌‍‌‍‍‌‌‍‌​​ ‌‌‍​‌‌‍​‍​ ‍​​ ‌‍‌‍‌‌​ ‌‌​ ‍​‌‍‌‌​‍ ‌​ ‌​‌‍​ ​ ‌‌​ ‍‌​‍ ‌​ ‌​​ ​‍​ ​‍‌‍‌​​‍ ‌‌‍​‍​ ‍​​ ‌ ‌‍‌‍​‍ ‌‌‍‌​​ ​‍‌‍‌​‌‍‌​‌‍​ ​ ‌​​ ‌ ​ ​‍‌‍‌‌​ ​ ‌‍​‍​ ‍​​‍‌‍‌ ‌​‌ ‍‌‌ ​​‌‍‌‌​ ‌‌‍ ‍‌‍‌‌‌ ‌ ‌ ​ ​‍‌‍‌ ​​‌‍​‌‌ ‌​‌‍‍​​ ‌‌‍‌​‌‍‌‌‌ ​ ‌‍​ ‌ ​‍‌‍‍‌‌ ​​‌ ‌​‌‍‍‌‌‍ ‌‍ ‍​‍‌‌​ ‌‌‌​​‍‌‌ ‌‍‍ ‌‍‌‌‌ ‍‌​‍‌‌​ ​ ‌​‌​​‍‌‌​ ​ ‌​‌​​‍‌‌​ ​‍​ ​‍​ ‌‍‌‍​‌‌‍‌‌​ ‍‌​ ‌‍‌‍‌​​ ‌‌​ ​‌​ ​​​ ‌‍​ ‌​‌‍‌​​‍‌‌​ ​‍​ ​‍​‍‌‌​ ‌‌‌​‌​​‍ ‍‌‍​ ‌‍‍​‌‍‍‌‌‍ ​‌‍‌​‌ ​‍‌‍‌‌‌‍ ‍​‍‌‌​ ‌‌‌​​‍‌‌ ‌‍‍ ‌‍‌‌‌ ‍‌​‍‌‌​ ​ ‌​‌​​‍‌‌​ ​ ‌​‌​​‍‌‌​ ​‍​ ​‍​ ‌​‌‍‌‌​ ‌‌​ ​​​ ‌‌‌‍​‍​ ‌‍‌‍​ ​ ‌‌‌‍​‍‌‍‌​​ ‌ ​ ​​​‍‌‌​ ​‍​ ​‍​‍‌‌​ ‌‌‌​‌​​‍ ‍‌ ‌​‌‍‌‌‌ ‍​‌ ‌​​‍‌‍‌ ​​‌‍‌‌‌ ​‍‌ ​ ‌ ​​‌‍‌‌‌‍​ ‌ ‌​‌‍‍‌‌ ‌‍‌‍‌‌​ ‌‌ ​​‌ ‌‌‌‍​‍‌‍ ​‌‍‍‌‌ ​ ‌‍‍​‌‍‌‌‌‍‌​​‍​‍‌ ‌
18 November, 2024
Download​​​​‌ ‍ ​‍​‍‌‍ ‌ ​‍‌‍‍‌‌‍‌ ‌‍‍‌‌‍ ‍​‍​‍​ ‍‍​‍​‍‌ ​ ‌‍​‌‌‍ ‍‌‍‍‌‌ ‌​‌ ‍‌​‍ ‍‌‍‍‌‌‍ ​‍​‍​‍ ​​‍​‍‌‍‍​‌ ​‍‌‍‌‌‌‍‌‍​‍​‍​ ‍‍​‍​‍‌‍‍​‌ ‌​‌ ‌​‌ ​​​ ‍‍​‍ ​‍ ‌‍ ​‌‍ ‌‍​ ‌‍​‌‌‍ ​‌‍‍​‌‍ ‌ ​ ‌ ‌​​ ‍‍​ ​ ​ ​ ​ ​ ​ ​ ​‍ ‌‍‍‌‌‍ ‍‌ ‌​‌‍‌‌‌‍ ‍‌ ‌​​‍ ‌‍‌‌‌‍‌​‌‍‍‌‌ ‌​​‍ ‌‍ ‌‌‍ ‌‍‌​‌‍‌‌​ ‌‌ ​​‌ ​‍‌‍‌‌‌ ​ ‌‍‌‌‌‍ ‍‌ ‌​‌‍​‌‌ ‌​‌‍‍‌‌‍ ‌‍ ‍​ ‍ ‌‍‍‌‌‍‌​​ ‌‌‍​‌‌‍​‍​ ‍​​ ‌‍‌‍‌‌​ ‌‌​ ‍​‌‍‌‌​‍ ‌​ ‌​‌‍​ ​ ‌‌​ ‍‌​‍ ‌​ ‌​​ ​‍​ ​‍‌‍‌​​‍ ‌‌‍​‍​ ‍​​ ‌ ‌‍‌‍​‍ ‌‌‍‌​​ ​‍‌‍‌​‌‍‌​‌‍​ ​ ‌​​ ‌ ​ ​‍‌‍‌‌​ ​ ‌‍​‍​ ‍​​ ‍ ‌ ‌​‌ ‍‌‌ ​​‌‍‌‌​ ‌‌‍ ‍‌‍‌‌‌ ‌ ‌ ​ ​ ‍ ‌ ​​‌‍​‌‌ ‌​‌‍‍​​ ‌‌‍‌​‌‍ ‌ ‌ ‌‍ ‍‌‍ ​‌‍ ‌‍​‌‌‍‌​‌ ​ ‌​​‌‌‍ ‍‌‍‌​‌​ ​‌‍‍‌‌‍ ‍‌‍‍ ‌ ​ ​‍‌‌​ ‌‌‌​​‍‌‌ ‌‍‍ ‌‍‌‌‌ ‍‌​‍‌‌​ ​ ‌​‌​​‍‌‌​ ​ ‌​‌​​‍‌‌​ ​‍​ ​‍​ ​‌​ ​ ​ ‍​​ ‌​‌‍​‌‌‍​‌‌‍​ ​ ‌‌‌‍​ ​ ​​​ ​ ​ ‌‍​‍‌‌​ ​‍​ ​‍​‍‌‌​ ‌‌‌​‌​​‍ ‍‌ ‌​‌‍‍‌‌ ‌​‌‍ ​‌‍‌‌​ ‌‍​‍‌‍​‌‌ ​ ‌‍‌‌‌‌‌‌‌ ​‍‌‍ ​​ ‌‌‍‍​‌ ‌​‌ ‌​‌ ​​​‍‌‌​ ​ ‌​​‌​‍‌‌​ ​‍‌​‌‍​‍‌‌​ ​‍‌​‌‍‌‍ ​‌‍ ‌‍​ ‌‍​‌‌‍ ​‌‍‍​‌‍ ‌ ​ ‌ ‌​​‍‌‌​ ​ ‌​​‌​ ​ ​ ​ ​ ​ ​ ​ ​‍‌‍‌‍‍‌‌‍‌​​ ‌‌‍​‌‌‍​‍​ ‍​​ ‌‍‌‍‌‌​ ‌‌​ ‍​‌‍‌‌​‍ ‌​ ‌​‌‍​ ​ ‌‌​ ‍‌​‍ ‌​ ‌​​ ​‍​ ​‍‌‍‌​​‍ ‌‌‍​‍​ ‍​​ ‌ ‌‍‌‍​‍ ‌‌‍‌​​ ​‍‌‍‌​‌‍‌​‌‍​ ​ ‌​​ ‌ ​ ​‍‌‍‌‌​ ​ ‌‍​‍​ ‍​​‍‌‍‌ ‌​‌ ‍‌‌ ​​‌‍‌‌​ ‌‌‍ ‍‌‍‌‌‌ ‌ ‌ ​ ​‍‌‍‌ ​​‌‍​‌‌ ‌​‌‍‍​​ ‌‌‍‌​‌‍ ‌ ‌ ‌‍ ‍‌‍ ​‌‍ ‌‍​‌‌‍‌​‌ ​ ‌​​‌‌‍ ‍‌‍‌​‌​ ​‌‍‍‌‌‍ ‍‌‍‍ ‌ ​ ​‍‌‌​ ‌‌‌​​‍‌‌ ‌‍‍ ‌‍‌‌‌ ‍‌​‍‌‌​ ​ ‌​‌​​‍‌‌​ ​ ‌​‌​​‍‌‌​ ​‍​ ​‍​ ​‌​ ​ ​ ‍​​ ‌​‌‍​‌‌‍​‌‌‍​ ​ ‌‌‌‍​ ​ ​​​ ​ ​ ‌‍​‍‌‌​ ​‍​ ​‍​‍‌‌​ ‌‌‌​‌​​‍ ‍‌ ‌​‌‍‍‌‌ ‌​‌‍ ​‌‍‌‌​‍‌‍‌ ​​‌‍‌‌‌ ​‍‌ ​ ‌ ​​‌‍‌‌‌‍​ ‌ ‌​‌‍‍‌‌ ‌‍‌‍‌‌​ ‌‌ ​​‌ ‌‌‌‍​‍‌‍ ​‌‍‍‌‌ ​ ‌‍‍​‌‍‌‌‌‍‌​​‍​‍‌ ‌
Share
The New Energy Trade​​​​‌ ‍ ​‍​‍‌‍ ‌ ​‍‌‍‍‌‌‍‌ ‌‍‍‌‌‍ ‍​‍​‍​ ‍‍​‍​‍‌ ​ ‌‍​‌‌‍ ‍‌‍‍‌‌ ‌​‌ ‍‌​‍ ‍‌‍‍‌‌‍ ​‍​‍​‍ ​​‍​‍‌‍‍​‌ ​‍‌‍‌‌‌‍‌‍​‍​‍​ ‍‍​‍​‍‌‍‍​‌ ‌​‌ ‌​‌ ​​​ ‍‍​‍ ​‍ ‌‍ ​‌‍ ‌‍​ ‌‍​‌‌‍ ​‌‍‍​‌‍ ‌ ​ ‌ ‌​​ ‍‍​ ​ ​ ​ ​ ​ ​ ​ ​‍ ‌‍‍‌‌‍ ‍‌ ‌​‌‍‌‌‌‍ ‍‌ ‌​​‍ ‌‍‌‌‌‍‌​‌‍‍‌‌ ‌​​‍ ‌‍ ‌‌‍ ‌‍‌​‌‍‌‌​ ‌‌ ​​‌ ​‍‌‍‌‌‌ ​ ‌‍‌‌‌‍ ‍‌ ‌​‌‍​‌‌ ‌​‌‍‍‌‌‍ ‌‍ ‍​ ‍ ‌‍‍‌‌‍‌​​ ‌‌‍​‌‌‍​‍​ ‍​​ ‌‍‌‍‌‌​ ‌‌​ ‍​‌‍‌‌​‍ ‌​ ‌​‌‍​ ​ ‌‌​ ‍‌​‍ ‌​ ‌​​ ​‍​ ​‍‌‍‌​​‍ ‌‌‍​‍​ ‍​​ ‌ ‌‍‌‍​‍ ‌‌‍‌​​ ​‍‌‍‌​‌‍‌​‌‍​ ​ ‌​​ ‌ ​ ​‍‌‍‌‌​ ​ ‌‍​‍​ ‍​​ ‍ ‌ ‌​‌ ‍‌‌ ​​‌‍‌‌​ ‌‌‍ ‍‌‍‌‌‌ ‌ ‌ ​ ​ ‍ ‌ ​​‌‍​‌‌ ‌​‌‍‍​​ ‌‌‍​ ‌‍ ‌‍ ‍‌ ‌​‌‍‌‌‌‍ ‍‌ ‌​​‍‌‌​ ‌‌‌​​‍‌‌ ‌‍‍ ‌‍‌‌‌ ‍‌​‍‌‌​ ​ ‌​‌​​‍‌‌​ ​ ‌​‌​​‍‌‌​ ​‍​ ​‍​ ​‌‌‍‌‍​ ‍​​ ‌‌‌‍‌‍​ ‌‍​ ‍​​ ‌‌‌‍​‍​ ‌‌​ ‌​​ ‍‌​‍‌‌​ ​‍​ ​‍​‍‌‌​ ‌‌‌​‌​​‍ ‍‌‍​ ‌‍‍​‌‍‍‌‌‍ ​‌‍‌​‌ ​‍‌‍‌‌‌‍ ‍​‍‌‌​ ‌‌‌​​‍‌‌ ‌‍‍ ‌‍‌‌‌ ‍‌​‍‌‌​ ​ ‌​‌​​‍‌‌​ ​ ‌​‌​​‍‌‌​ ​‍​ ​‍​ ‌​​ ​‍​ ‌​‌‍​ ​ ​‍​ ‌​‌‍‌​‌‍‌‌‌‍​‌​ ‌‍‌‍‌‍‌‍​ ​ ​​​‍‌‌​ ​‍​ ​‍​‍‌‌​ ‌‌‌​‌​​‍ ‍‌ ‌​‌‍‌‌‌ ‍​‌ ‌​​ ‌‍​‍‌‍​‌‌ ​ ‌‍‌‌‌‌‌‌‌ ​‍‌‍ ​​ ‌‌‍‍​‌ ‌​‌ ‌​‌ ​​​‍‌‌​ ​ ‌​​‌​‍‌‌​ ​‍‌​‌‍​‍‌‌​ ​‍‌​‌‍‌‍ ​‌‍ ‌‍​ ‌‍​‌‌‍ ​‌‍‍​‌‍ ‌ ​ ‌ ‌​​‍‌‌​ ​ ‌​​‌​ ​ ​ ​ ​ ​ ​ ​ ​‍‌‍‌‍‍‌‌‍‌​​ ‌‌‍​‌‌‍​‍​ ‍​​ ‌‍‌‍‌‌​ ‌‌​ ‍​‌‍‌‌​‍ ‌​ ‌​‌‍​ ​ ‌‌​ ‍‌​‍ ‌​ ‌​​ ​‍​ ​‍‌‍‌​​‍ ‌‌‍​‍​ ‍​​ ‌ ‌‍‌‍​‍ ‌‌‍‌​​ ​‍‌‍‌​‌‍‌​‌‍​ ​ ‌​​ ‌ ​ ​‍‌‍‌‌​ ​ ‌‍​‍​ ‍​​‍‌‍‌ ‌​‌ ‍‌‌ ​​‌‍‌‌​ ‌‌‍ ‍‌‍‌‌‌ ‌ ‌ ​ ​‍‌‍‌ ​​‌‍​‌‌ ‌​‌‍‍​​ ‌‌‍​ ‌‍ ‌‍ ‍‌ ‌​‌‍‌‌‌‍ ‍‌ ‌​​‍‌‌​ ‌‌‌​​‍‌‌ ‌‍‍ ‌‍‌‌‌ ‍‌​‍‌‌​ ​ ‌​‌​​‍‌‌​ ​ ‌​‌​​‍‌‌​ ​‍​ ​‍​ ​‌‌‍‌‍​ ‍​​ ‌‌‌‍‌‍​ ‌‍​ ‍​​ ‌‌‌‍​‍​ ‌‌​ ‌​​ ‍‌​‍‌‌​ ​‍​ ​‍​‍‌‌​ ‌‌‌​‌​​‍ ‍‌‍​ ‌‍‍​‌‍‍‌‌‍ ​‌‍‌​‌ ​‍‌‍‌‌‌‍ ‍​‍‌‌​ ‌‌‌​​‍‌‌ ‌‍‍ ‌‍‌‌‌ ‍‌​‍‌‌​ ​ ‌​‌​​‍‌‌​ ​ ‌​‌​​‍‌‌​ ​‍​ ​‍​ ‌​​ ​‍​ ‌​‌‍​ ​ ​‍​ ‌​‌‍‌​‌‍‌‌‌‍​‌​ ‌‍‌‍‌‍‌‍​ ​ ​​​‍‌‌​ ​‍​ ​‍​‍‌‌​ ‌‌‌​‌​​‍ ‍‌ ‌​‌‍‌‌‌ ‍​‌ ‌​​‍‌‍‌ ​​‌‍‌‌‌ ​‍‌ ​ ‌ ​​‌‍‌‌‌‍​ ‌ ‌​‌‍‍‌‌ ‌‍‌‍‌‌​ ‌‌ ​​‌ ‌‌‌‍​‍‌‍ ​‌‍‍‌‌ ​ ‌‍‍​‌‍‌‌‌‍‌​​‍​‍‌ ‌, released today at Parliament House by The
Superpower Institute, is world-first research demonstrating the
enormous superpower export opportunity created by shortfalls in
cheap clean energy in five key economies: China, Japan, South
Korea, India and Germany.​​​​‌ ‍ ​‍​‍‌‍ ‌ ​‍‌‍‍‌‌‍‌ ‌‍‍‌‌‍ ‍​‍​‍​ ‍‍​‍​‍‌ ​ ‌‍​‌‌‍ ‍‌‍‍‌‌ ‌​‌ ‍‌​‍ ‍‌‍‍‌‌‍ ​‍​‍​‍ ​​‍​‍‌‍‍​‌ ​‍‌‍‌‌‌‍‌‍​‍​‍​ ‍‍​‍​‍‌‍‍​‌ ‌​‌ ‌​‌ ​​​ ‍‍​‍ ​‍ ‌‍ ​‌‍ ‌‍​ ‌‍​‌‌‍ ​‌‍‍​‌‍ ‌ ​ ‌ ‌​​ ‍‍​ ​ ​ ​ ​ ​ ​ ​ ​‍ ‌‍‍‌‌‍ ‍‌ ‌​‌‍‌‌‌‍ ‍‌ ‌​​‍ ‌‍‌‌‌‍‌​‌‍‍‌‌ ‌​​‍ ‌‍ ‌‌‍ ‌‍‌​‌‍‌‌​ ‌‌ ​​‌ ​‍‌‍‌‌‌ ​ ‌‍‌‌‌‍ ‍‌ ‌​‌‍​‌‌ ‌​‌‍‍‌‌‍ ‌‍ ‍​ ‍ ‌‍‍‌‌‍‌​​ ‌‌‍​‌‌‍​‍​ ‍​​ ‌‍‌‍‌‌​ ‌‌​ ‍​‌‍‌‌​‍ ‌​ ‌​‌‍​ ​ ‌‌​ ‍‌​‍ ‌​ ‌​​ ​‍​ ​‍‌‍‌​​‍ ‌‌‍​‍​ ‍​​ ‌ ‌‍‌‍​‍ ‌‌‍‌​​ ​‍‌‍‌​‌‍‌​‌‍​ ​ ‌​​ ‌ ​ ​‍‌‍‌‌​ ​ ‌‍​‍​ ‍​​ ‍ ‌ ‌​‌ ‍‌‌ ​​‌‍‌‌​ ‌‌‍ ‍‌‍‌‌‌ ‌ ‌ ​ ​ ‍ ‌ ​​‌‍​‌‌ ‌​‌‍‍​​ ‌‌‍​ ‌‍ ‌‍ ‍‌ ‌​‌‍‌‌‌‍ ‍‌ ‌​​‍‌‌​ ‌‌‌​​‍‌‌ ‌‍‍ ‌‍‌‌‌ ‍‌​‍‌‌​ ​ ‌​‌​​‍‌‌​ ​ ‌​‌​​‍‌‌​ ​‍​ ​‍​ ​‌‌‍‌‍​ ‍​​ ‌‌‌‍‌‍​ ‌‍​ ‍​​ ‌‌‌‍​‍​ ‌‌​ ‌​​ ‍‌​‍‌‌​ ​‍​ ​‍​‍‌‌​ ‌‌‌​‌​​‍ ‍‌‍​ ‌‍‍​‌‍‍‌‌‍ ​‌‍‌​‌ ​‍‌‍‌‌‌‍ ‍​‍‌‌​ ‌‌‌​​‍‌‌ ‌‍‍ ‌‍‌‌‌ ‍‌​‍‌‌​ ​ ‌​‌​​‍‌‌​ ​ ‌​‌​​‍‌‌​ ​‍​ ​‍​ ‌​​ ​‍​ ‌​‌‍​ ​ ​‍​ ‌​‌‍‌​‌‍‌‌‌‍​‌​ ‌‍‌‍‌‍‌‍​ ​ ​‌​‍‌‌​ ​‍​ ​‍​‍‌‌​ ‌‌‌​‌​​‍ ‍‌ ‌​‌‍‌‌‌ ‍​‌ ‌​​ ‌‍​‍‌‍​‌‌ ​ ‌‍‌‌‌‌‌‌‌ ​‍‌‍ ​​ ‌‌‍‍​‌ ‌​‌ ‌​‌ ​​​‍‌‌​ ​ ‌​​‌​‍‌‌​ ​‍‌​‌‍​‍‌‌​ ​‍‌​‌‍‌‍ ​‌‍ ‌‍​ ‌‍​‌‌‍ ​‌‍‍​‌‍ ‌ ​ ‌ ‌​​‍‌‌​ ​ ‌​​‌​ ​ ​ ​ ​ ​ ​ ​ ​‍‌‍‌‍‍‌‌‍‌​​ ‌‌‍​‌‌‍​‍​ ‍​​ ‌‍‌‍‌‌​ ‌‌​ ‍​‌‍‌‌​‍ ‌​ ‌​‌‍​ ​ ‌‌​ ‍‌​‍ ‌​ ‌​​ ​‍​ ​‍‌‍‌​​‍ ‌‌‍​‍​ ‍​​ ‌ ‌‍‌‍​‍ ‌‌‍‌​​ ​‍‌‍‌​‌‍‌​‌‍​ ​ ‌​​ ‌ ​ ​‍‌‍‌‌​ ​ ‌‍​‍​ ‍​​‍‌‍‌ ‌​‌ ‍‌‌ ​​‌‍‌‌​ ‌‌‍ ‍‌‍‌‌‌ ‌ ‌ ​ ​‍‌‍‌ ​​‌‍​‌‌ ‌​‌‍‍​​ ‌‌‍​ ‌‍ ‌‍ ‍‌ ‌​‌‍‌‌‌‍ ‍‌ ‌​​‍‌‌​ ‌‌‌​​‍‌‌ ‌‍‍ ‌‍‌‌‌ ‍‌​‍‌‌​ ​ ‌​‌​​‍‌‌​ ​ ‌​‌​​‍‌‌​ ​‍​ ​‍​ ​‌‌‍‌‍​ ‍​​ ‌‌‌‍‌‍​ ‌‍​ ‍​​ ‌‌‌‍​‍​ ‌‌​ ‌​​ ‍‌​‍‌‌​ ​‍​ ​‍​‍‌‌​ ‌‌‌​‌​​‍ ‍‌‍​ ‌‍‍​‌‍‍‌‌‍ ​‌‍‌​‌ ​‍‌‍‌‌‌‍ ‍​‍‌‌​ ‌‌‌​​‍‌‌ ‌‍‍ ‌‍‌‌‌ ‍‌​‍‌‌​ ​ ‌​‌​​‍‌‌​ ​ ‌​‌​​‍‌‌​ ​‍​ ​‍​ ‌​​ ​‍​ ‌​‌‍​ ​ ​‍​ ‌​‌‍‌​‌‍‌‌‌‍​‌​ ‌‍‌‍‌‍‌‍​ ​ ​‌​‍‌‌​ ​‍​ ​‍​‍‌‌​ ‌‌‌​‌​​‍ ‍‌ ‌​‌‍‌‌‌ ‍​‌ ‌​​‍‌‍‌ ​​‌‍‌‌‌ ​‍‌ ​ ‌ ​​‌‍‌‌‌‍​ ‌ ‌​‌‍‍‌‌ ‌‍‌‍‌‌​ ‌‌ ​​‌ ‌‌‌‍​‍‌‍ ​‌‍‍‌‌ ​ ‌‍‍​‌‍‌‌‌‍‌​​‍​‍‌ ‌
Taking into account green technologies to get to net zero and other
factors affecting demand in energy growth, the research provides
detailed estimates of the supply and demand for green electricity in
these five key countries. It shows that they will have much lower
energy costs if they import energy-intensive goods from countries
with essentially limitless renewable energy resources, such as
Australia.​​​​‌ ‍ ​‍​‍‌‍ ‌ ​‍‌‍‍‌‌‍‌ ‌‍‍‌‌‍ ‍​‍​‍​ ‍‍​‍​‍‌ ​ ‌‍​‌‌‍ ‍‌‍‍‌‌ ‌​‌ ‍‌​‍ ‍‌‍‍‌‌‍ ​‍​‍​‍ ​​‍​‍‌‍‍​‌ ​‍‌‍‌‌‌‍‌‍​‍​‍​ ‍‍​‍​‍‌‍‍​‌ ‌​‌ ‌​‌ ​​​ ‍‍​‍ ​‍ ‌‍ ​‌‍ ‌‍​ ‌‍​‌‌‍ ​‌‍‍​‌‍ ‌ ​ ‌ ‌​​ ‍‍​ ​ ​ ​ ​ ​ ​ ​ ​‍ ‌‍‍‌‌‍ ‍‌ ‌​‌‍‌‌‌‍ ‍‌ ‌​​‍ ‌‍‌‌‌‍‌​‌‍‍‌‌ ‌​​‍ ‌‍ ‌‌‍ ‌‍‌​‌‍‌‌​ ‌‌ ​​‌ ​‍‌‍‌‌‌ ​ ‌‍‌‌‌‍ ‍‌ ‌​‌‍​‌‌ ‌​‌‍‍‌‌‍ ‌‍ ‍​ ‍ ‌‍‍‌‌‍‌​​ ‌‌‍​‌‌‍​‍​ ‍​​ ‌‍‌‍‌‌​ ‌‌​ ‍​‌‍‌‌​‍ ‌​ ‌​‌‍​ ​ ‌‌​ ‍‌​‍ ‌​ ‌​​ ​‍​ ​‍‌‍‌​​‍ ‌‌‍​‍​ ‍​​ ‌ ‌‍‌‍​‍ ‌‌‍‌​​ ​‍‌‍‌​‌‍‌​‌‍​ ​ ‌​​ ‌ ​ ​‍‌‍‌‌​ ​ ‌‍​‍​ ‍​​ ‍ ‌ ‌​‌ ‍‌‌ ​​‌‍‌‌​ ‌‌‍ ‍‌‍‌‌‌ ‌ ‌ ​ ​ ‍ ‌ ​​‌‍​‌‌ ‌​‌‍‍​​ ‌‌‍​ ‌‍ ‌‍ ‍‌ ‌​‌‍‌‌‌‍ ‍‌ ‌​​‍‌‌​ ‌‌‌​​‍‌‌ ‌‍‍ ‌‍‌‌‌ ‍‌​‍‌‌​ ​ ‌​‌​​‍‌‌​ ​ ‌​‌​​‍‌‌​ ​‍​ ​‍‌‍​ ‌‍‌​​ ​ ​ ‍‌​ ‍​​ ​‍​ ‌‍​ ​‌​ ‌‍​ ‌‌​ ​‌​ ​‌​‍‌‌​ ​‍​ ​‍​‍‌‌​ ‌‌‌​‌​​‍ ‍‌‍​ ‌‍‍​‌‍‍‌‌‍ ​‌‍‌​‌ ​‍‌‍‌‌‌‍ ‍​‍‌‌​ ‌‌‌​​‍‌‌ ‌‍‍ ‌‍‌‌‌ ‍‌​‍‌‌​ ​ ‌​‌​​‍‌‌​ ​ ‌​‌​​‍‌‌​ ​‍​ ​‍​ ‍​‌‍​‍​ ​‌​ ‍​​ ‌‌‌‍‌​​ ​​​ ​‍‌‍​‌​ ​​​ ‌‍‌‍‌‍​ ​​​‍‌‌​ ​‍​ ​‍​‍‌‌​ ‌‌‌​‌​​‍ ‍‌ ‌​‌‍‌‌‌ ‍​‌ ‌​​ ‌‍​‍‌‍​‌‌ ​ ‌‍‌‌‌‌‌‌‌ ​‍‌‍ ​​ ‌‌‍‍​‌ ‌​‌ ‌​‌ ​​​‍‌‌​ ​ ‌​​‌​‍‌‌​ ​‍‌​‌‍​‍‌‌​ ​‍‌​‌‍‌‍ ​‌‍ ‌‍​ ‌‍​‌‌‍ ​‌‍‍​‌‍ ‌ ​ ‌ ‌​​‍‌‌​ ​ ‌​​‌​ ​ ​ ​ ​ ​ ​ ​ ​‍‌‍‌‍‍‌‌‍‌​​ ‌‌‍​‌‌‍​‍​ ‍​​ ‌‍‌‍‌‌​ ‌‌​ ‍​‌‍‌‌​‍ ‌​ ‌​‌‍​ ​ ‌‌​ ‍‌​‍ ‌​ ‌​​ ​‍​ ​‍‌‍‌​​‍ ‌‌‍​‍​ ‍​​ ‌ ‌‍‌‍​‍ ‌‌‍‌​​ ​‍‌‍‌​‌‍‌​‌‍​ ​ ‌​​ ‌ ​ ​‍‌‍‌‌​ ​ ‌‍​‍​ ‍​​‍‌‍‌ ‌​‌ ‍‌‌ ​​‌‍‌‌​ ‌‌‍ ‍‌‍‌‌‌ ‌ ‌ ​ ​‍‌‍‌ ​​‌‍​‌‌ ‌​‌‍‍​​ ‌‌‍​ ‌‍ ‌‍ ‍‌ ‌​‌‍‌‌‌‍ ‍‌ ‌​​‍‌‌​ ‌‌‌​​‍‌‌ ‌‍‍ ‌‍‌‌‌ ‍‌​‍‌‌​ ​ ‌​‌​​‍‌‌​ ​ ‌​‌​​‍‌‌​ ​‍​ ​‍‌‍​ ‌‍‌​​ ​ ​ ‍‌​ ‍​​ ​‍​ ‌‍​ ​‌​ ‌‍​ ‌‌​ ​‌​ ​‌​‍‌‌​ ​‍​ ​‍​‍‌‌​ ‌‌‌​‌​​‍ ‍‌‍​ ‌‍‍​‌‍‍‌‌‍ ​‌‍‌​‌ ​‍‌‍‌‌‌‍ ‍​‍‌‌​ ‌‌‌​​‍‌‌ ‌‍‍ ‌‍‌‌‌ ‍‌​‍‌‌​ ​ ‌​‌​​‍‌‌​ ​ ‌​‌​​‍‌‌​ ​‍​ ​‍​ ‍​‌‍​‍​ ​‌​ ‍​​ ‌‌‌‍‌​​ ​​​ ​‍‌‍​‌​ ​​​ ‌‍‌‍‌‍​ ​​​‍‌‌​ ​‍​ ​‍​‍‌‌​ ‌‌‌​‌​​‍ ‍‌ ‌​‌‍‌‌‌ ‍​‌ ‌​​‍‌‍‌ ​​‌‍‌‌‌ ​‍‌ ​ ‌ ​​‌‍‌‌‌‍​ ‌ ‌​‌‍‍‌‌ ‌‍‌‍‌‌​ ‌‌ ​​‌ ‌‌‌‍​‍‌‍ ​‌‍‍‌‌ ​ ‌‍‍​‌‍‌‌‌‍‌​​‍​‍‌ ‌
The total potential revenue from Australian superpower exports to
the world is around $700 billion at today’s levels of industry output -
or $1 trillion at forecast 2060 levels of output. This is six to eight
times larger than typical revenues from Australian fossil fuel exports.​​​​‌ ‍ ​‍​‍‌‍ ‌ ​‍‌‍‍‌‌‍‌ ‌‍‍‌‌‍ ‍​‍​‍​ ‍‍​‍​‍‌ ​ ‌‍​‌‌‍ ‍‌‍‍‌‌ ‌​‌ ‍‌​‍ ‍‌‍‍‌‌‍ ​‍​‍​‍ ​​‍​‍‌‍‍​‌ ​‍‌‍‌‌‌‍‌‍​‍​‍​ ‍‍​‍​‍‌‍‍​‌ ‌​‌ ‌​‌ ​​​ ‍‍​‍ ​‍ ‌‍ ​‌‍ ‌‍​ ‌‍​‌‌‍ ​‌‍‍​‌‍ ‌ ​ ‌ ‌​​ ‍‍​ ​ ​ ​ ​ ​ ​ ​ ​‍ ‌‍‍‌‌‍ ‍‌ ‌​‌‍‌‌‌‍ ‍‌ ‌​​‍ ‌‍‌‌‌‍‌​‌‍‍‌‌ ‌​​‍ ‌‍ ‌‌‍ ‌‍‌​‌‍‌‌​ ‌‌ ​​‌ ​‍‌‍‌‌‌ ​ ‌‍‌‌‌‍ ‍‌ ‌​‌‍​‌‌ ‌​‌‍‍‌‌‍ ‌‍ ‍​ ‍ ‌‍‍‌‌‍‌​​ ‌‌‍​‌‌‍​‍​ ‍​​ ‌‍‌‍‌‌​ ‌‌​ ‍​‌‍‌‌​‍ ‌​ ‌​‌‍​ ​ ‌‌​ ‍‌​‍ ‌​ ‌​​ ​‍​ ​‍‌‍‌​​‍ ‌‌‍​‍​ ‍​​ ‌ ‌‍‌‍​‍ ‌‌‍‌​​ ​‍‌‍‌​‌‍‌​‌‍​ ​ ‌​​ ‌ ​ ​‍‌‍‌‌​ ​ ‌‍​‍​ ‍​​ ‍ ‌ ‌​‌ ‍‌‌ ​​‌‍‌‌​ ‌‌‍ ‍‌‍‌‌‌ ‌ ‌ ​ ​ ‍ ‌ ​​‌‍​‌‌ ‌​‌‍‍​​ ‌‌‍​ ‌‍ ‌‍ ‍‌ ‌​‌‍‌‌‌‍ ‍‌ ‌​​‍‌‌​ ‌‌‌​​‍‌‌ ‌‍‍ ‌‍‌‌‌ ‍‌​‍‌‌​ ​ ‌​‌​​‍‌‌​ ​ ‌​‌​​‍‌‌​ ​‍​ ​‍‌‍‌​​ ‌ ‌‍‌​​ ‌‌​ ​‍​ ‌‍‌‍‌‍​ ‌ ​ ‌‍‌‍​ ​ ‍​​ ‌‍​‍‌‌​ ​‍​ ​‍​‍‌‌​ ‌‌‌​‌​​‍ ‍‌‍​ ‌‍‍​‌‍‍‌‌‍ ​‌‍‌​‌ ​‍‌‍‌‌‌‍ ‍​‍‌‌​ ‌‌‌​​‍‌‌ ‌‍‍ ‌‍‌‌‌ ‍‌​‍‌‌​ ​ ‌​‌​​‍‌‌​ ​ ‌​‌​​‍‌‌​ ​‍​ ​‍​ ​​​ ​‍​ ​‍‌‍​‌​ ​ ‌‍‌‍‌‍‌‌​ ‌‌​ ‍‌‌‍‌​‌‍‌​​ ​‍​ ​​​‍‌‌​ ​‍​ ​‍​‍‌‌​ ‌‌‌​‌​​‍ ‍‌ ‌​‌‍‌‌‌ ‍​‌ ‌​​ ‌‍​‍‌‍​‌‌ ​ ‌‍‌‌‌‌‌‌‌ ​‍‌‍ ​​ ‌‌‍‍​‌ ‌​‌ ‌​‌ ​​​‍‌‌​ ​ ‌​​‌​‍‌‌​ ​‍‌​‌‍​‍‌‌​ ​‍‌​‌‍‌‍ ​‌‍ ‌‍​ ‌‍​‌‌‍ ​‌‍‍​‌‍ ‌ ​ ‌ ‌​​‍‌‌​ ​ ‌​​‌​ ​ ​ ​ ​ ​ ​ ​ ​‍‌‍‌‍‍‌‌‍‌​​ ‌‌‍​‌‌‍​‍​ ‍​​ ‌‍‌‍‌‌​ ‌‌​ ‍​‌‍‌‌​‍ ‌​ ‌​‌‍​ ​ ‌‌​ ‍‌​‍ ‌​ ‌​​ ​‍​ ​‍‌‍‌​​‍ ‌‌‍​‍​ ‍​​ ‌ ‌‍‌‍​‍ ‌‌‍‌​​ ​‍‌‍‌​‌‍‌​‌‍​ ​ ‌​​ ‌ ​ ​‍‌‍‌‌​ ​ ‌‍​‍​ ‍​​‍‌‍‌ ‌​‌ ‍‌‌ ​​‌‍‌‌​ ‌‌‍ ‍‌‍‌‌‌ ‌ ‌ ​ ​‍‌‍‌ ​​‌‍​‌‌ ‌​‌‍‍​​ ‌‌‍​ ‌‍ ‌‍ ‍‌ ‌​‌‍‌‌‌‍ ‍‌ ‌​​‍‌‌​ ‌‌‌​​‍‌‌ ‌‍‍ ‌‍‌‌‌ ‍‌​‍‌‌​ ​ ‌​‌​​‍‌‌​ ​ ‌​‌​​‍‌‌​ ​‍​ ​‍‌‍‌​​ ‌ ‌‍‌​​ ‌‌​ ​‍​ ‌‍‌‍‌‍​ ‌ ​ ‌‍‌‍​ ​ ‍​​ ‌‍​‍‌‌​ ​‍​ ​‍​‍‌‌​ ‌‌‌​‌​​‍ ‍‌‍​ ‌‍‍​‌‍‍‌‌‍ ​‌‍‌​‌ ​‍‌‍‌‌‌‍ ‍​‍‌‌​ ‌‌‌​​‍‌‌ ‌‍‍ ‌‍‌‌‌ ‍‌​‍‌‌​ ​ ‌​‌​​‍‌‌​ ​ ‌​‌​​‍‌‌​ ​‍​ ​‍​ ​​​ ​‍​ ​‍‌‍​‌​ ​ ‌‍‌‍‌‍‌‌​ ‌‌​ ‍‌‌‍‌​‌‍‌​​ ​‍​ ​​​‍‌‌​ ​‍​ ​‍​‍‌‌​ ‌‌‌​‌​​‍ ‍‌ ‌​‌‍‌‌‌ ‍​‌ ‌​​‍‌‍‌ ​​‌‍‌‌‌ ​‍‌ ​ ‌ ​​‌‍‌‌‌‍​ ‌ ‌​‌‍‍‌‌ ‌‍‌‍‌‌​ ‌‌ ​​‌ ‌‌‌‍​‍‌‍ ​‌‍‍‌‌ ​ ‌‍‍​‌‍‌‌‌‍‌​​‍​‍‌ ‌
The extensive modelling and research makes Australia’s superpower
export opportunity clear given the net zero commitments of these
five select countries.